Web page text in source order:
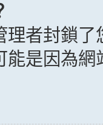
理者封鎖
能是因為